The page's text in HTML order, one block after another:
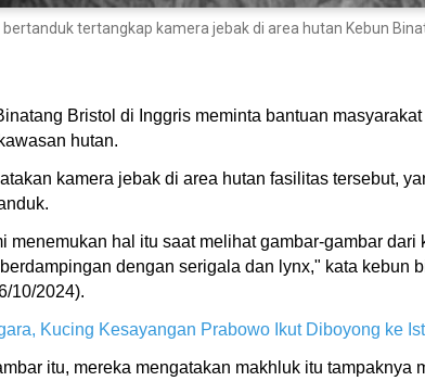
tertangkap kamera jebak di area hutan Kebun
Bristol di Inggris meminta bantuan
hutan.
kamera jebak di area hutan fasilitas tersebut,
menemukan hal itu saat melihat gambar-gambar
dengan serigala dan lynx," kata kebun
10/2024).
Kucing Kesayangan Prabowo Ikut Diboyong ke
itu, mereka mengatakan makhluk itu